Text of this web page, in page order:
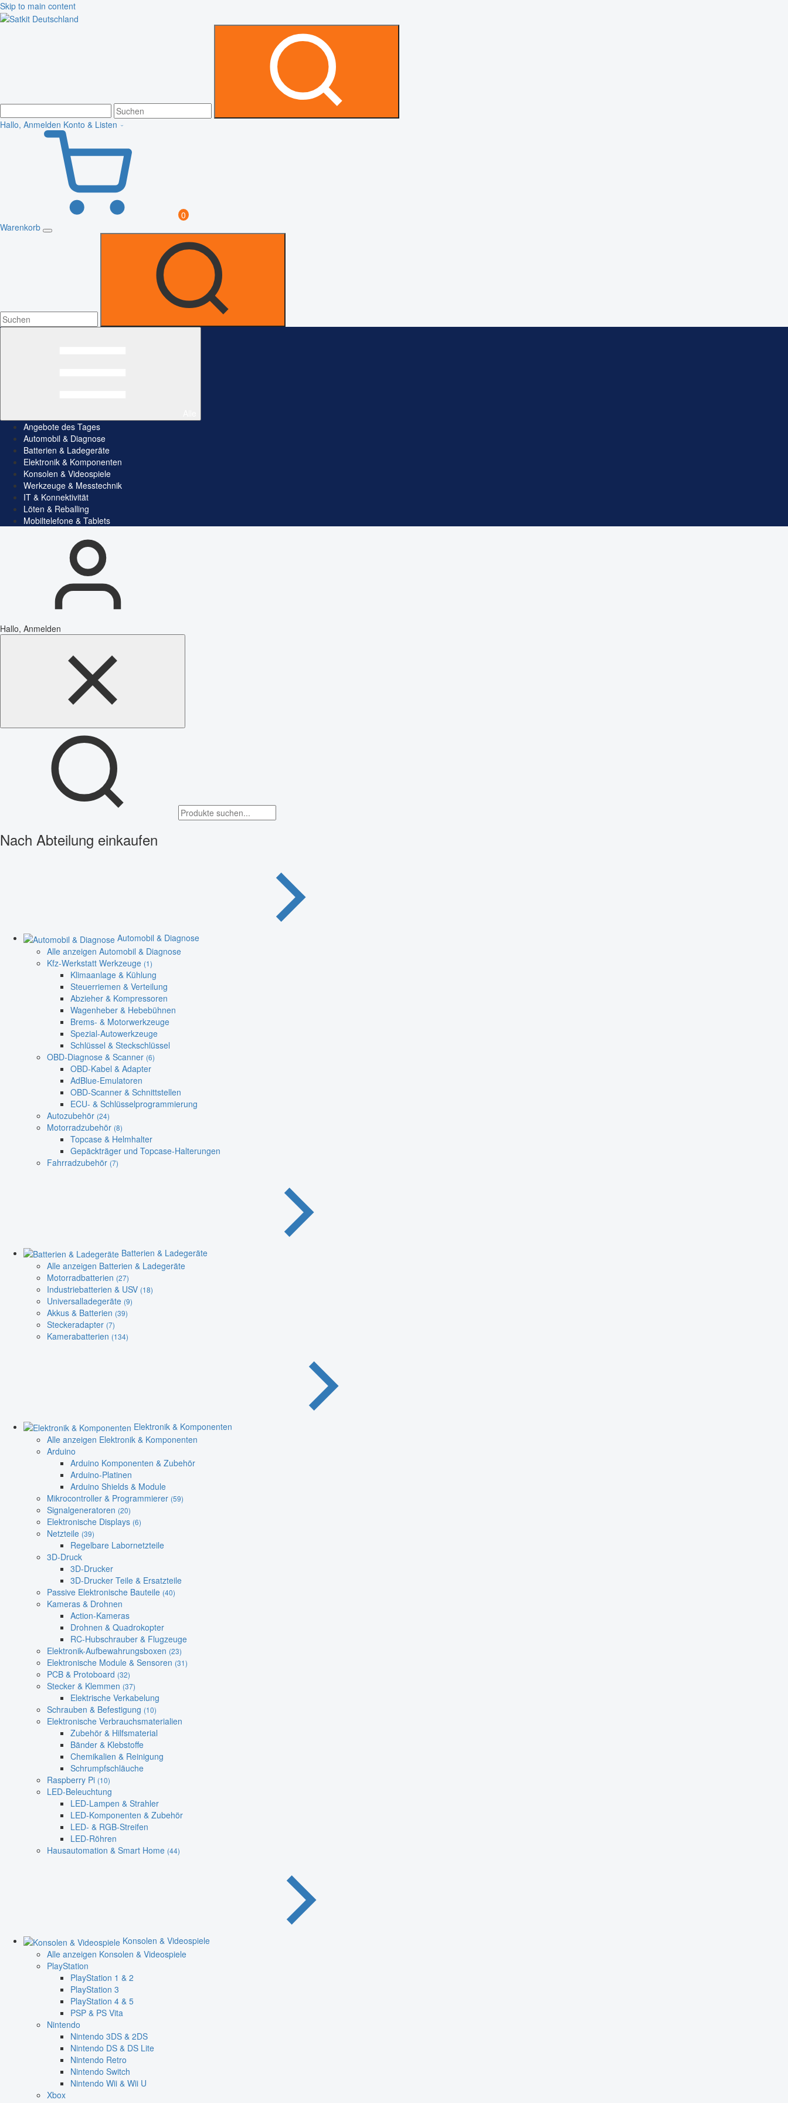
Skip to main content
Hallo, Anmelden Konto & Listen
0
Warenkorb
Angebote des Tages
Automobil & Diagnose
Batterien & Ladegeräte
Elektronik & Komponenten
Konsolen & Videospiele
Werkzeuge & Messtechnik
IT & Konnektivität
Löten & Reballing
Mobiltelefone & Tablets
Hallo, Anmelden
Nach Abteilung einkaufen
Automobil & Diagnose
Alle anzeigen Automobil & Diagnose
Kfz-Werkstatt Werkzeuge (1)
Klimaanlage & Kühlung
Steuerriemen & Verteilung
Abzieher & Kompressoren
Wagenheber & Hebebühnen
Brems- & Motorwerkzeuge
Spezial-Autowerkzeuge
Schlüssel & Steckschlüssel
OBD-Diagnose & Scanner (6)
OBD-Kabel & Adapter
AdBlue-Emulatoren
OBD-Scanner & Schnittstellen
ECU- & Schlüsselprogrammierung
Autozubehör (24)
Motorradzubehör (8)
Topcase & Helmhalter
Gepäckträger und Topcase-Halterungen
Fahrradzubehör (7)
Batterien & Ladegeräte
Alle anzeigen Batterien & Ladegeräte
Motorradbatterien (27)
Industriebatterien & USV (18)
Universalladegeräte (9)
Akkus & Batterien (39)
Steckeradapter (7)
Kamerabatterien (134)
Elektronik & Komponenten
Alle anzeigen Elektronik & Komponenten
Arduino
Arduino Komponenten & Zubehör
Arduino-Platinen
Arduino Shields & Module
Mikrocontroller & Programmierer (59)
Signalgeneratoren (20)
Elektronische Displays (6)
Netzteile (39)
Regelbare Labornetzteile
3D-Druck
3D-Drucker
3D-Drucker Teile & Ersatzteile
Passive Elektronische Bauteile (40)
Kameras & Drohnen
Action-Kameras
Drohnen & Quadrokopter
RC-Hubschrauber & Flugzeuge
Elektronik-Aufbewahrungsboxen (23)
Elektronische Module & Sensoren (31)
PCB & Protoboard (32)
Stecker & Klemmen (37)
Elektrische Verkabelung
Schrauben & Befestigung (10)
Elektronische Verbrauchsmaterialien
Zubehör & Hilfsmaterial
Bänder & Klebstoffe
Chemikalien & Reinigung
Schrumpfschläuche
Raspberry Pi (10)
LED-Beleuchtung
LED-Lampen & Strahler
LED-Komponenten & Zubehör
LED- & RGB-Streifen
LED-Röhren
Hausautomation & Smart Home (44)
Konsolen & Videospiele
Alle anzeigen Konsolen & Videospiele
PlayStation
PlayStation 1 & 2
PlayStation 3
PlayStation 4 & 5
PSP & PS Vita
Nintendo
Nintendo 3DS & 2DS
Nintendo DS & DS Lite
Nintendo Retro
Nintendo Switch
Nintendo Wii & Wii U
Xbox